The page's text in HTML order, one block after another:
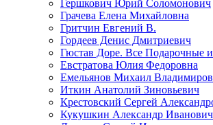
Гершкович Юрий Соломонович
Грачева Елена Михайловна
Гритчин Евгений В.
Гордеев Денис Дмитриевич
Гюстав Доре. Все Подарочные
Евстратова Юлия Федоровна
Емельянов Михаил
Иткин Анатолий Зиновьевич
Крестовский Сергей
Кукушкин Александр Иванович